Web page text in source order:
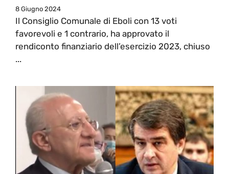
8 Giugno 2024
Il Consiglio Comunale di Eboli con 13 voti
favorevoli e 1 contrario, ha approvato il
rendiconto finanziario dell’esercizio 2023, chiuso
...